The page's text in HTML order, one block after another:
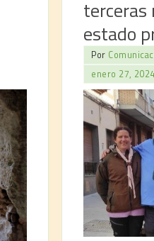
terceras
estado
Por
enero 27, 2024